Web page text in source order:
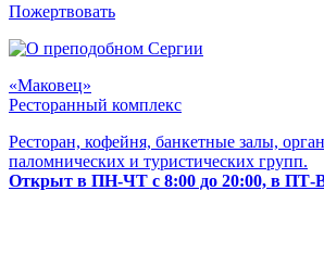
Пожертвовать
«Маковец»
Ресторанный комплекс
Ресторан, кофейня, банкетные залы,
паломнических и туристических групп.
Открыт в ПН-ЧТ с 8:00 до 20:00, в ПТ-